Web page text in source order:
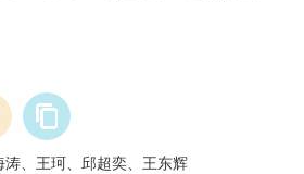
、王珂、邱超奕、王东辉